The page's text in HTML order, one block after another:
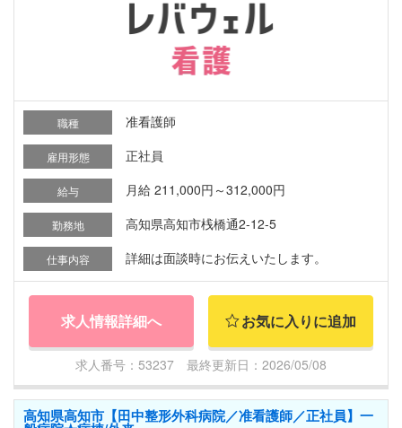
職種 准看護師
雇用形態 正社員
給与 月給 211,000円～312,000円
勤務地 高知県高知市桟橋通2-12-5
仕事内容 詳細は面談時にお伝えいたします。
求人情報詳細へ お気に入りに追加
求人番号：53237 最終更新日：2026/05/08
高知県高知市【田中整形外科病院／准看護師／正社員】一